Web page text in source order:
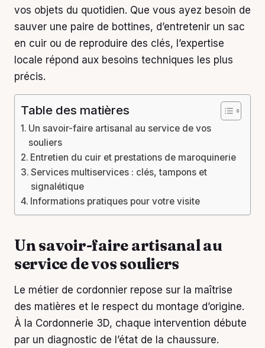
vos objets du quotidien. Que vous ayez besoin de
sauver une paire de bottines, d’entretenir un sac
en cuir ou de reproduire des clés, l’expertise
locale répond aux besoins techniques les plus
précis.
Table des matières
Un savoir-faire artisanal au service de vos
souliers
Entretien du cuir et prestations de maroquinerie
Services multiservices : clés, tampons et
signalétique
Informations pratiques pour votre visite
Un savoir-faire artisanal au
service de vos souliers
Le métier de cordonnier repose sur la maîtrise
des matières et le respect du montage d’origine.
À la Cordonnerie 3D, chaque intervention débute
par un diagnostic de l’état de la chaussure.